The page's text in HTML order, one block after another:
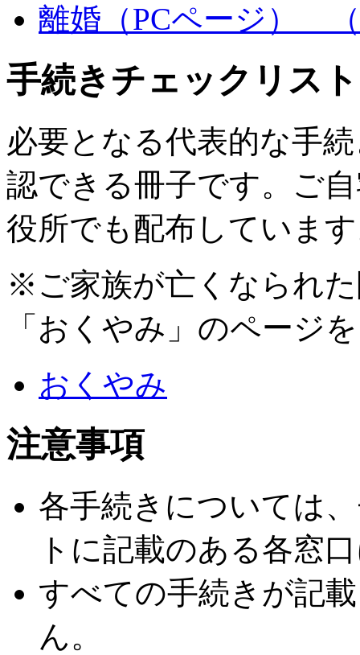
離婚（PCページ）
（
手続きチェックリスト
必要となる代表的な手
認できる冊子です。ご
役所でも配布していま
※ご家族が亡くなられ
「おくやみ」のページ
おくやみ
注意事項
各手続きについては
トに記載のある各窓
すべての手続きが記
ん。